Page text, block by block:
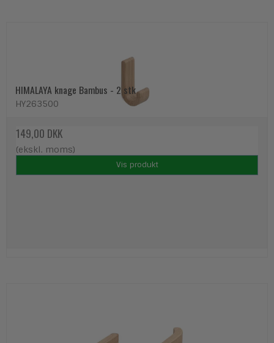
HIMALAYA knage Bambus - 2 stk
HY263500
149,00 DKK
(ekskl. moms)
Vis produkt